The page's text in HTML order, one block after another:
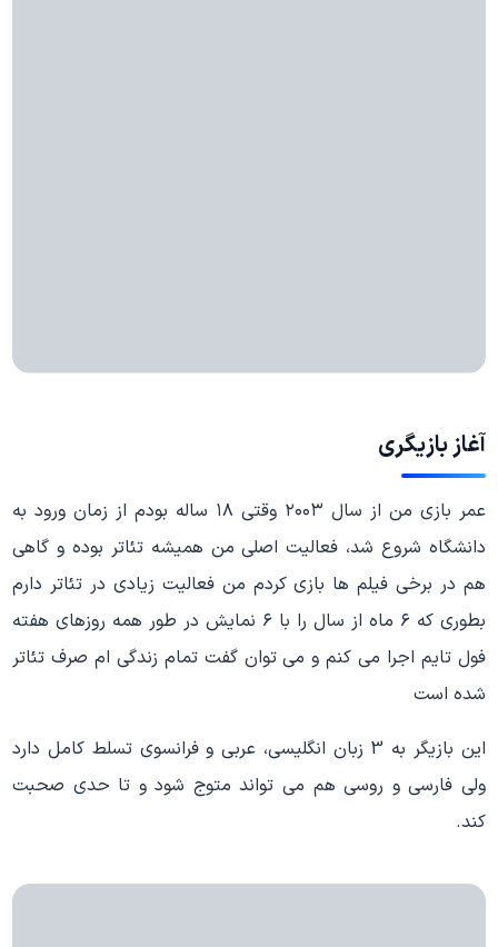
آغاز بازیگری
عمر بازی من از سال ۲۰۰۳ وقتی ۱۸ ساله بودم از زمان ورود به
دانشگاه شروع شد، فعالیت اصلی من همیشه تئاتر بوده و گاهی
هم در برخی فیلم ها بازی کردم من فعالیت زیادی در تئاتر دارم
بطوری که ۶ ماه از سال را با ۶ نمایش در طور همه روزهای هفته
فول تایم اجرا می کنم و می توان گفت تمام زندگی ام صرف تئاتر
شده است
این بازیگر به 3 زبان انگلیسی، عربی و فرانسوی تسلط کامل دارد
ولی فارسی و روسی هم می تواند متوج شود و تا حدی صحبت
کند.